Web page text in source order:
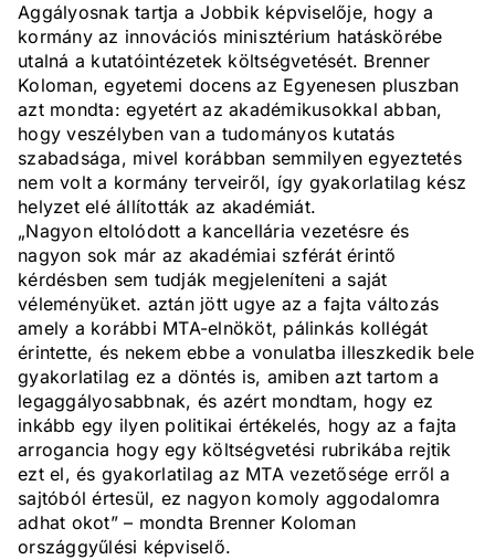
Aggályosnak tartja a Jobbik képviselője, hogy a
kormány az innovációs minisztérium hatáskörébe
utalná a kutatóintézetek költségvetését. Brenner
Koloman, egyetemi docens az Egyenesen pluszban
azt mondta: egyetért az akadémikusokkal abban,
hogy veszélyben van a tudományos kutatás
szabadsága, mivel korábban semmilyen egyeztetés
nem volt a kormány terveiről, így gyakorlatilag kész
helyzet elé állították az akadémiát.
„Nagyon eltolódott a kancellária vezetésre és
nagyon sok már az akadémiai szférát érintő
kérdésben sem tudják megjeleníteni a saját
véleményüket. aztán jött ugye az a fajta változás
amely a korábbi MTA-elnököt, pálinkás kollégát
érintette, és nekem ebbe a vonulatba illeszkedik bele
gyakorlatilag ez a döntés is, amiben azt tartom a
legaggályosabbnak, és azért mondtam, hogy ez
inkább egy ilyen politikai értékelés, hogy az a fajta
arrogancia hogy egy költségvetési rubrikába rejtik
ezt el, és gyakorlatilag az MTA vezetősége erről a
sajtóból értesül, ez nagyon komoly aggodalomra
adhat okot” – mondta Brenner Koloman
országgyűlési képviselő.